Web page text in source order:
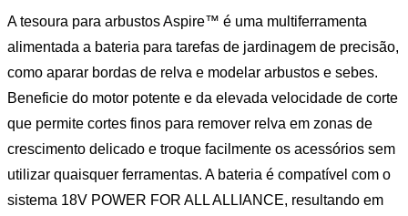
A tesoura para arbustos Aspire™ é uma multiferramenta
alimentada a bateria para tarefas de jardinagem de precisão,
como aparar bordas de relva e modelar arbustos e sebes.
Beneficie do motor potente e da elevada velocidade de corte
que permite cortes finos para remover relva em zonas de
crescimento delicado e troque facilmente os acessórios sem
utilizar quaisquer ferramentas. A bateria é compatível com o
sistema 18V POWER FOR ALL ALLIANCE, resultando em